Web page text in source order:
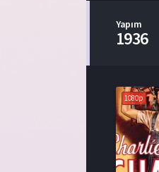
Yapım
1936
1080p